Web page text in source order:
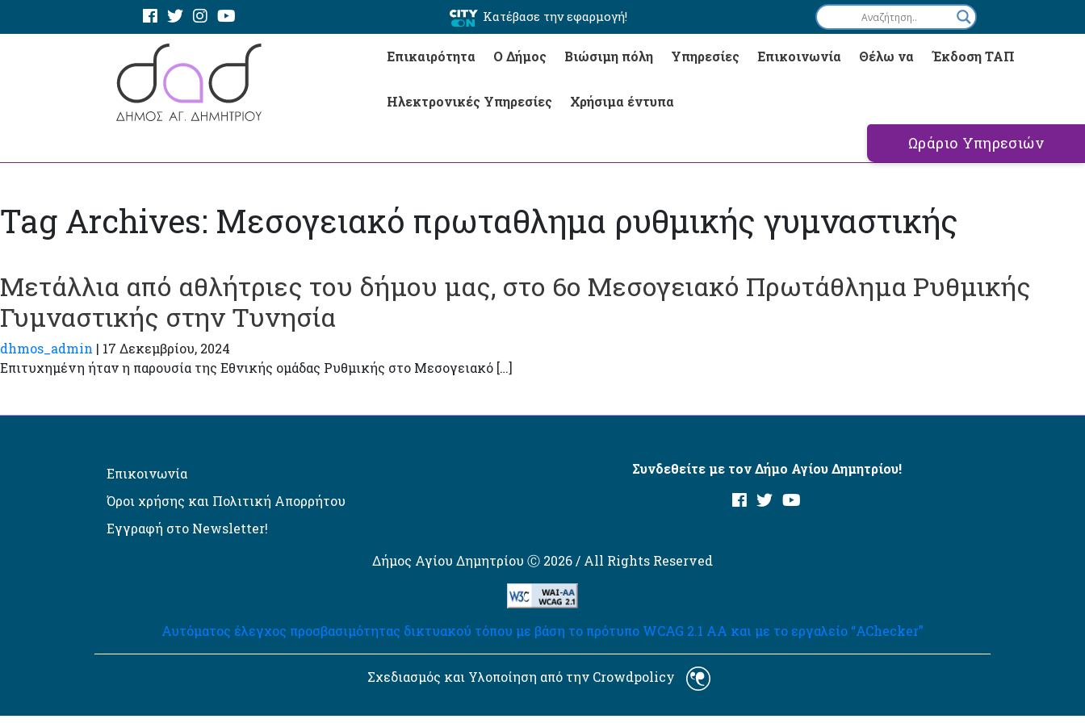
Κατέβασε την εφαρμογή!
Επικαιρότητα Ο Δήμος Βιώσιμη πόλη Υπηρεσίες Επικοινωνία Θέλω να Έκδοση ΤΑΠ
Ηλεκτρονικές Υπηρεσίες Χρήσιμα έντυπα
Ωράριο Υπηρεσιών
Tag Archives: Μεσογειακό πρωταθλημα ρυθμικής γυμναστικής
Μετάλλια από αθλήτριες του δήμου μας, στο 6ο Μεσογειακό Πρωτάθλημα Ρυθμικής
Γυμναστικής στην Τυνησία
dhmos_admin | 17 Δεκεμβρίου, 2024
Επιτυχημένη ήταν η παρουσία της Εθνικής ομάδας Ρυθμικής στο Μεσογειακό […]
Επικοινωνία
Όροι χρήσης και Πολιτική Απορρήτου
Εγγραφή στο Newsletter!
Συνδεθείτε με τον Δήμο Αγίου Δημητρίου!
Δήμος Αγίου Δημητρίου Ⓒ 2026 / All Rights Reserved
Αυτόματος έλεγχος προσβασιμότητας δικτυακού τόπου με βάση το πρότυπο WCAG 2.1 AA και με το εργαλείο “AChecker”
Σχεδιασμός και Υλοποίηση από την Crowdpolicy